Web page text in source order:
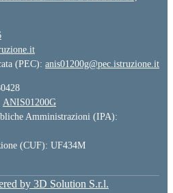
(PEC): anis01200g@pec.istruzione.it
ANIS01200G
Amministrazioni (IPA):
(CUF): UF434M
by 3D Solution S.r.l.